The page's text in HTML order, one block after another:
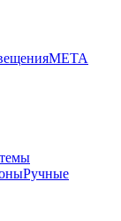
МЕТА
Ручные